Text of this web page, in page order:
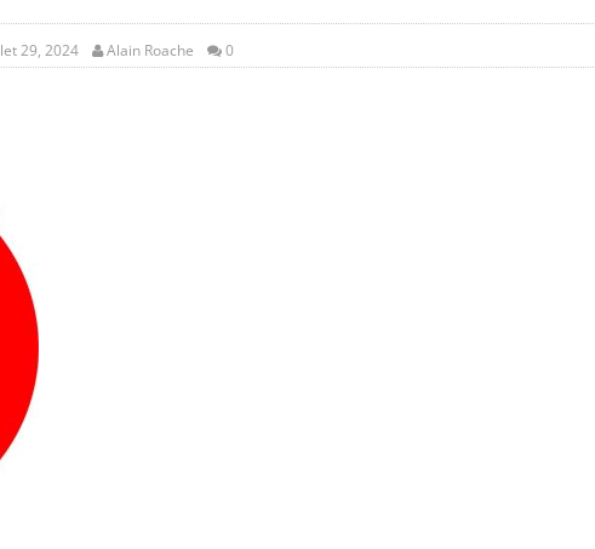
29, 2024 Alain Roache 0